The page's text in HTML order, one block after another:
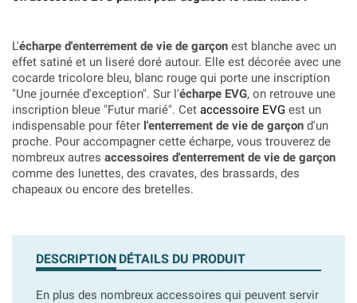
L'écharpe d'enterrement de vie de garçon est blanche avec un
effet satiné et un liseré doré autour. Elle est décorée avec une
cocarde tricolore bleu, blanc rouge qui porte une inscription
"Une journée d'exception". Sur l'écharpe EVG, on retrouve une
inscription bleue "Futur marié". Cet accessoire EVG est un
indispensable pour fêter l'enterrement de vie de garçon d'un
proche. Pour accompagner cette écharpe, vous trouverez de
nombreux autres accessoires d'enterrement de vie de garçon
comme des lunettes, des cravates, des brassards, des
chapeaux ou encore des bretelles.
DESCRIPTION DÉTAILS DU PRODUIT
En plus des nombreux accessoires qui peuvent servir